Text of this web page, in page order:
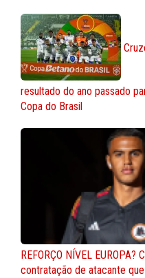
resultado do ano passado
Copa do Brasil
REFORÇO NÍVEL EUROPA?
contratação de atacante